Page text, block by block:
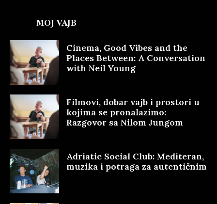
MOJ VAJB
Cinema, Good Vibes and the
Places Between: A Conversation
with Neil Young
Filmovi, dobar vajb i prostori u
kojima se pronalazimo:
Razgovor sa Nilom Jungom
Adriatic Social Club: Mediteran,
muzika i potraga za autentičnim